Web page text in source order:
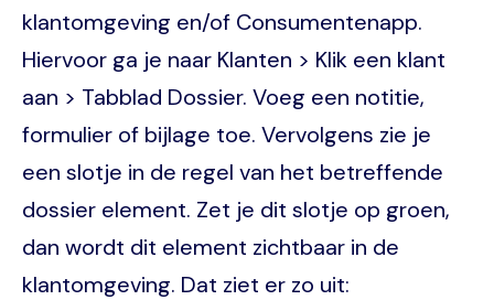
klantomgeving en/of Consumentenapp.
Hiervoor ga je naar Klanten > Klik een klant
aan > Tabblad Dossier. Voeg een notitie,
formulier of bijlage toe. Vervolgens zie je
een slotje in de regel van het betreffende
dossier element. Zet je dit slotje op groen,
dan wordt dit element zichtbaar in de
klantomgeving. Dat ziet er zo uit: